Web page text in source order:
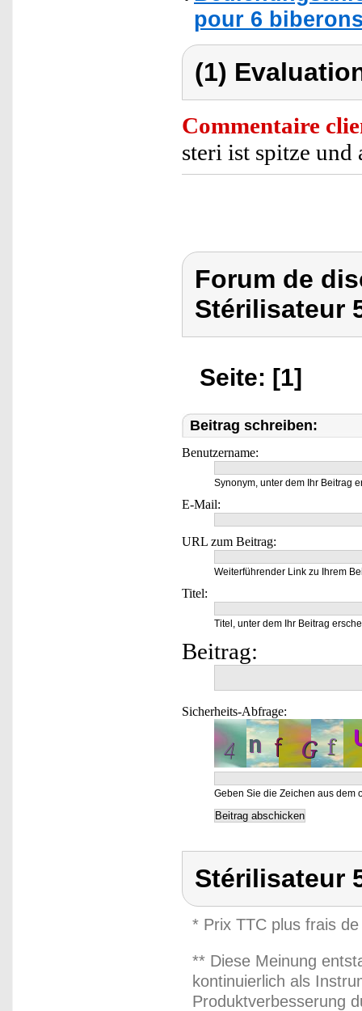
pour 6
(1)
Commentaire
steri ist spitze und
Forum de
Stérilisateur
Seite: [1]
Beitrag schreiben:
Benutzername:
Synonym, unter dem Ihr Beitrag
E-Mail:
URL zum Beitrag:
Weiterführender Link zu Ihrem
Titel:
Titel, unter dem Ihr Beitrag
Beitrag:
Sicherheits-Abfrage:
Geben Sie die Zeichen aus dem
Stérilisateur
* Prix TTC plus frais
** Diese Meinung
kontinuierlich als
Produktverbesserung